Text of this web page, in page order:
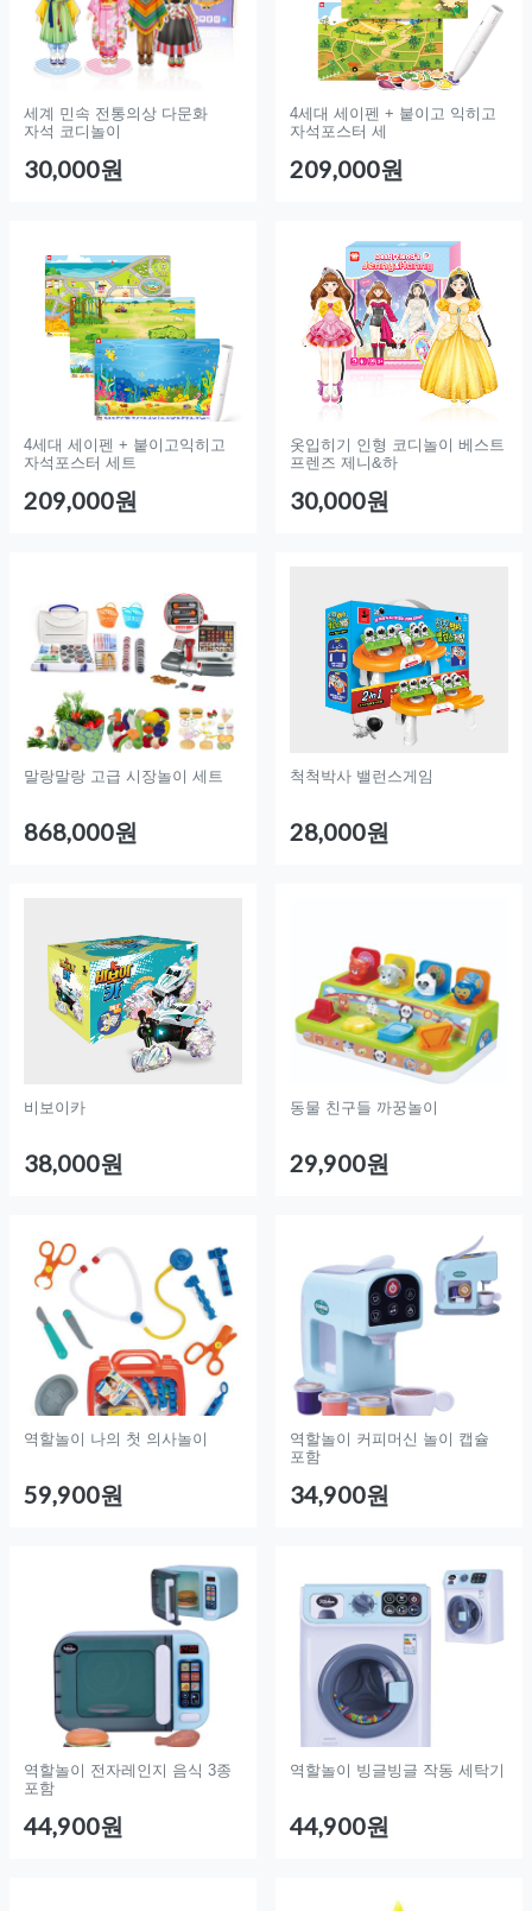
세계 민속 전통의상 다문화
자석 코디놀이
30,000원
4세대 세이펜 + 붙이고 익히고
자석포스터 세
209,000원
4세대 세이펜 + 붙이고익히고
자석포스터 세트
209,000원
옷입히기 인형 코디놀이 베스트
프렌즈 제니&하
30,000원
말랑말랑 고급 시장놀이 세트
868,000원
척척박사 밸런스게임
28,000원
비보이카
38,000원
동물 친구들 까꿍놀이
29,900원
역할놀이 나의 첫 의사놀이
59,900원
역할놀이 커피머신 놀이 캡슐
포함
34,900원
역할놀이 전자레인지 음식 3종
포함
44,900원
역할놀이 빙글빙글 작동 세탁기
44,900원